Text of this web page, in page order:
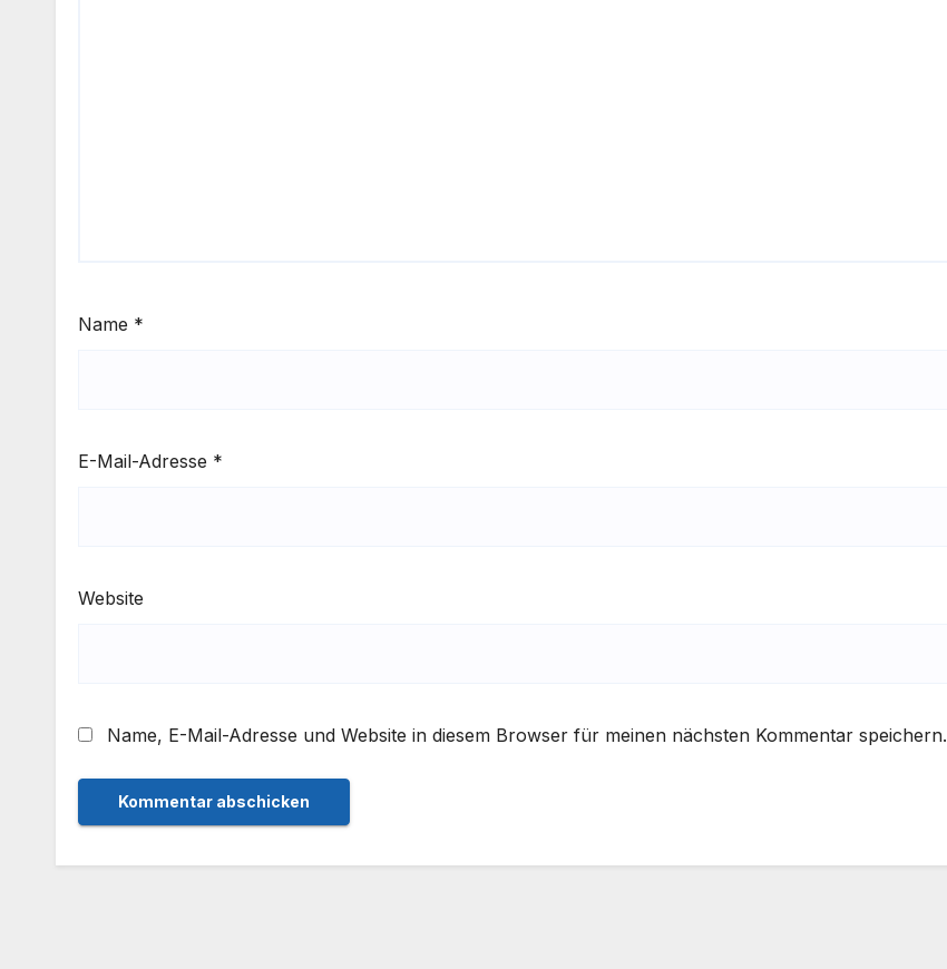
Name *
E-Mail-Adresse *
Website
Name, E-Mail-Adresse und Website in diesem Browser für meinen nächsten Kommentar speichern.